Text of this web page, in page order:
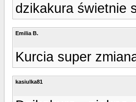
dzikakura świetnie
Emilia B.
Kurcia super
kasiulka81